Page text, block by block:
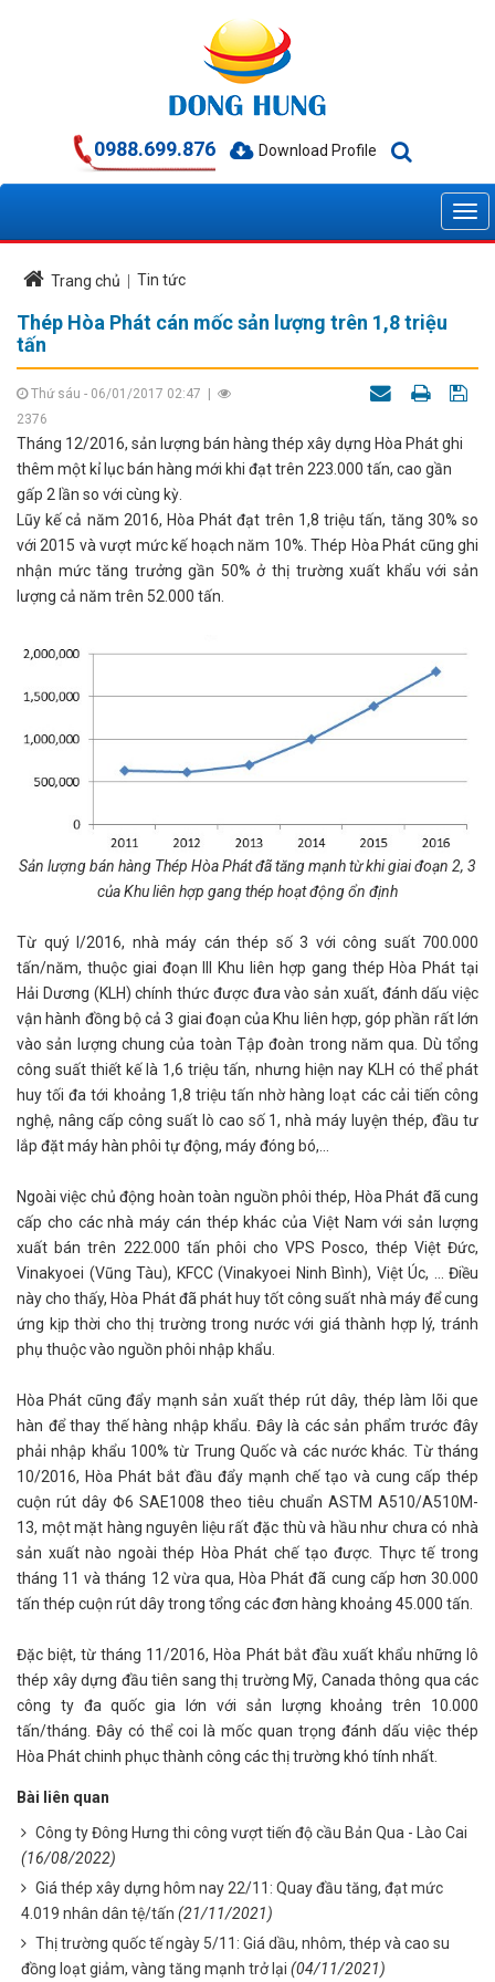
0988.699.876 Download Profile
Trang chủ Tin tức
Thép Hòa Phát cán mốc sản lượng trên 1,8 triệu
tấn
Thứ sáu - 06/01/2017 02:47
2376
Tháng 12/2016, sản lượng bán hàng thép xây dựng Hòa Phát ghi
thêm một kỉ lục bán hàng mới khi đạt trên 223.000 tấn, cao gần
gấp 2 lần so với cùng kỳ.
Lũy kế cả năm 2016, Hòa Phát đạt trên 1,8 triệu tấn, tăng 30% so
với 2015 và vượt mức kế hoạch năm 10%. Thép Hòa Phát cũng ghi
nhận mức tăng trưởng gần 50% ở thị trường xuất khẩu với sản
lượng cả năm trên 52.000 tấn.
Sản lượng bán hàng Thép Hòa Phát đã tăng mạnh từ khi giai đoạn 2, 3
của Khu liên hợp gang thép hoạt động ổn định
Từ quý I/2016, nhà máy cán thép số 3 với công suất 700.000
tấn/năm, thuộc giai đoạn III Khu liên hợp gang thép Hòa Phát tại
Hải Dương (KLH) chính thức được đưa vào sản xuất, đánh dấu việc
vận hành đồng bộ cả 3 giai đoạn của Khu liên hợp, góp phần rất lớn
vào sản lượng chung của toàn Tập đoàn trong năm qua. Dù tổng
công suất thiết kế là 1,6 triệu tấn, nhưng hiện nay KLH có thể phát
huy tối đa tới khoảng 1,8 triệu tấn nhờ hàng loạt các cải tiến công
nghệ, nâng cấp công suất lò cao số 1, nhà máy luyện thép, đầu tư
lắp đặt máy hàn phôi tự động, máy đóng bó,…
Ngoài việc chủ động hoàn toàn nguồn phôi thép, Hòa Phát đã cung
cấp cho các nhà máy cán thép khác của Việt Nam với sản lượng
xuất bán trên 222.000 tấn phôi cho VPS Posco, thép Việt Đức,
Vinakyoei (Vũng Tàu), KFCC (Vinakyoei Ninh Bình), Việt Úc, … Điều
này cho thấy, Hòa Phát đã phát huy tốt công suất nhà máy để cung
ứng kịp thời cho thị trường trong nước với giá thành hợp lý, tránh
phụ thuộc vào nguồn phôi nhập khẩu.
Hòa Phát cũng đẩy mạnh sản xuất thép rút dây, thép làm lõi que
hàn để thay thế hàng nhập khẩu. Đây là các sản phẩm trước đây
phải nhập khẩu 100% từ Trung Quốc và các nước khác. Từ tháng
10/2016, Hòa Phát bắt đầu đẩy mạnh chế tạo và cung cấp thép
cuộn rút dây Φ6 SAE1008 theo tiêu chuẩn ASTM A510/A510M-
13, một mặt hàng nguyên liệu rất đặc thù và hầu như chưa có nhà
sản xuất nào ngoài thép Hòa Phát chế tạo được. Thực tế trong
tháng 11 và tháng 12 vừa qua, Hòa Phát đã cung cấp hơn 30.000
tấn thép cuộn rút dây trong tổng các đơn hàng khoảng 45.000 tấn.
Đặc biệt, từ tháng 11/2016, Hòa Phát bắt đầu xuất khẩu những lô
thép xây dựng đầu tiên sang thị trường Mỹ, Canada thông qua các
công ty đa quốc gia lớn với sản lượng khoảng trên 10.000
tấn/tháng. Đây có thể coi là mốc quan trọng đánh dấu việc thép
Hòa Phát chinh phục thành công các thị trường khó tính nhất.
Bài liên quan
Công ty Đông Hưng thi công vượt tiến độ cầu Bản Qua - Lào Cai
(16/08/2022)
Giá thép xây dựng hôm nay 22/11: Quay đầu tăng, đạt mức
4.019 nhân dân tệ/tấn (21/11/2021)
Thị trường quốc tế ngày 5/11: Giá dầu, nhôm, thép và cao su
đồng loạt giảm, vàng tăng mạnh trở lại (04/11/2021)